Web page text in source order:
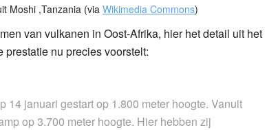
Moshi ,Tanzania (via Wikimedia Commons)
van vulkanen in Oost-Afrika, hier het detail uit het
nu precies voorstelt:
14 januari gestart op 1.800 meter hoogte. Vanuit
op 3.700 meter hoogte. Hier hebben zij